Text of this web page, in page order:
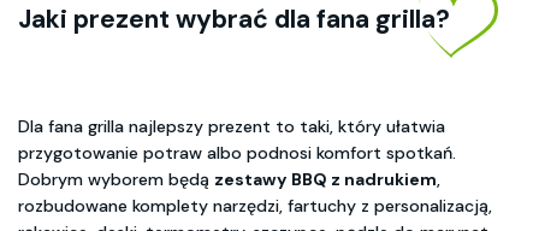
Jaki prezent wybrać dla fana grilla?
Dla fana grilla najlepszy prezent to taki, który ułatwia
przygotowanie potraw albo podnosi komfort spotkań.
Dobrym wyborem będą zestawy BBQ z nadrukiem,
rozbudowane komplety narzędzi, fartuchy z personalizacją,